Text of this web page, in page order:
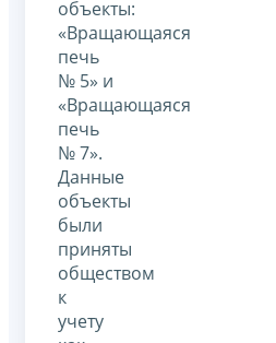
объекты:
«Вращающаяся
печь
№ 5» и
«Вращающаяся
печь
№ 7».
Данные
объекты
были
приняты
обществом
к
учету